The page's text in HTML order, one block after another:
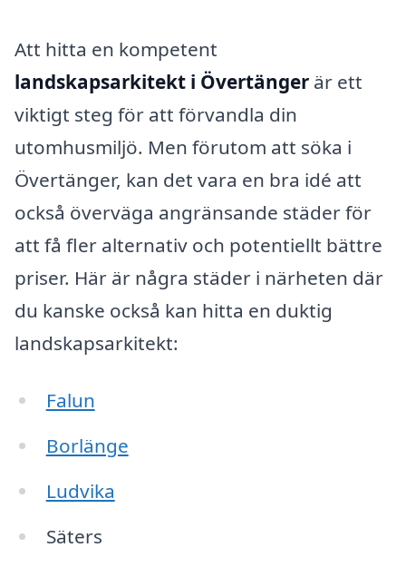
Att hitta en kompetent
landskapsarkitekt i Övertänger är ett
viktigt steg för att förvandla din
utomhusmiljö. Men förutom att söka i
Övertänger, kan det vara en bra idé att
också överväga angränsande städer för
att få fler alternativ och potentiellt bättre
priser. Här är några städer i närheten där
du kanske också kan hitta en duktig
landskapsarkitekt:
Falun
Borlänge
Ludvika
Säters